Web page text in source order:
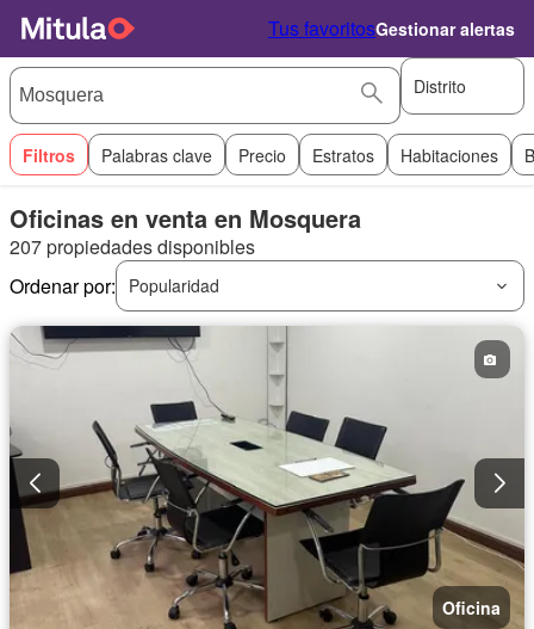
Tus favoritosGestionar alertas
Distrito
Filtros Palabras clave Precio Estratos Habitaciones
Oficinas en venta en Mosquera
207 propiedades disponibles
Ordenar por:
Popularidad
Oficina